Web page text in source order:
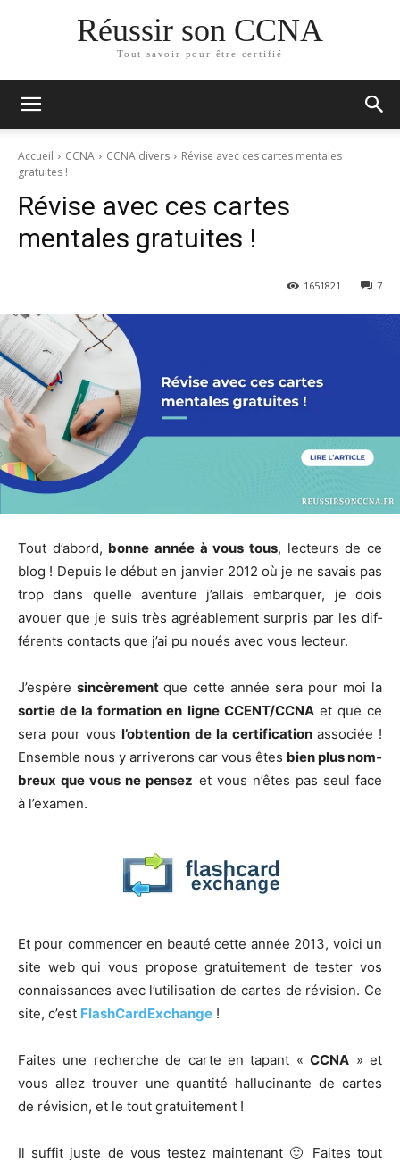
Réussir son CCNA
Tout savoir pour être certifié
Accueil CCNA CCNA divers
Révise avec ces cartes mentales
gratuites !
Révise avec ces cartes
mentales gratuites !
7
1651821
Tout d’a­bord, bonne année à vous tous, lec­teurs de ce
blog ! Depuis le début en jan­vier 2012 où je ne savais pas
trop dans quelle aven­ture j’al­lais embar­quer, je dois
avouer que je suis très agréa­ble­ment sur­pris par les dif­
fé­rents contacts que j’ai pu noués avec vous lecteur.
J’espère sin­cè­re­ment que cette année sera pour moi la
sor­tie de la for­ma­tion en ligne CCENT/CCNAet que ce
sera pour vous l’ob­ten­tion de la cer­ti­fi­ca­tion asso­ciée !
Ensemble nous y arri­ve­rons car vous êtes bien plus nom­
breux que vous ne pen­sez et vous n’êtes pas seul face
à l’examen.
Et pour com­men­cer en beau­té cette année 2013, voi­ci un
site web qui vous pro­pose gra­tui­te­ment de tes­ter vos
connais­sances avec l’u­ti­li­sa­tion de cartes de révi­sion. Ce
site, c’est Fla­sh­Car­dEx­change !
Faites une recherche de carte en tapant «CCNA » et
vous allez trou­ver une quan­ti­té hal­lu­ci­nante de cartes
de révi­sion, et le tout gratuitement !
Il suf­fit juste de vous tes­tez main­te­nant 🙂 Faites tout